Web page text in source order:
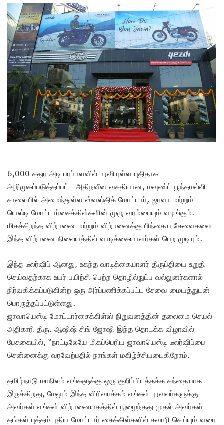
6,000 சதுர அடி பரப்பளவில் பரவியுள்ள புதிதாக
அறிமுகப்படுத்தப்பட்ட அதிநவீன வசதியான, மவுண்ட் பூந்தமல்லி
சாலையில் அமைந்துள்ள ஸ்வஸ்திக் மோட்டார், ஜாவா மற்றும்
யெஸ்டி மோட்டார்சைக்கிள்களின் முழு வரம்பையும் வழங்கும்.
மிகச்சிறந்த விற்பனை மற்றும் விற்பனைக்கு பிந்தைய சேவைகளை
இந்த விற்பனை நிலையத்தில் வாடிக்கையாளர்கள் பெற முடியும்.
இந்த டீலர்ஷிப் ஆனது, உகந்த வாடிக்கையாளர் திருப்தியை உறுதி
செய்வதற்காக உயர் பயிற்சி பெற்ற தொழில்நுட்ப வல்லுனர்களால்
நிர்வகிக்கப்படுகின்ற ஒரு அர்ப்பணிக்கப்பட்ட சேவை மையத்துடன்
பொருத்தப்பட்டுள்ளது.
ஜாவாயெஸ்டி மோட்டார்சைக்கிள்ஸ் நிறுவனத்தின் தலைமை செயல்
அதிகாரி திரு. ஆஷிஷ் சிங் ஜோஷி இந்த தொடக்க விழாவில்
பேசுகையில், “நாட்டிலேயே மிகப்பெரிய ஜாவாயெஸ்டி டீலர்ஷிப்பை
சென்னைக்கு வரவேற்பதில் நாங்கள் மகிழ்ச்சியடைகிறோம்.
தமிழ்நாடு மாநிலம் எங்களுக்கு ஒரு குறிப்பிடத்தக்க சந்தையாக
இருக்கிறது, மேலும் இந்த விரிவாக்கம் எங்கள் புரவலர்களுக்கு
அவர்கள் எங்கள் விற்பனையகத்தில் நுழைந்தது முதல் அவர்கள்
தங்கள் புத்தம் புதிய மோட்டார் சைக்கிள்களில் சவாரி செய்யும் வரை